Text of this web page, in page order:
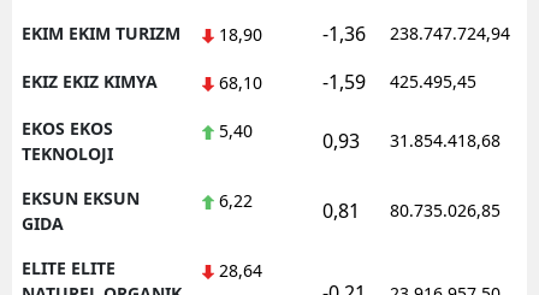
EKIM EKIM TURIZM 18,90 -1,36 238.747.724,94
EKIZ EKIZ KIMYA 68,10 -1,59 425.495,45
EKOS EKOS
TEKNOLOJI
5,40 0,93 31.854.418,68
EKSUN EKSUN
GIDA
6,22 0,81 80.735.026,85
ELITE ELITE
28,64